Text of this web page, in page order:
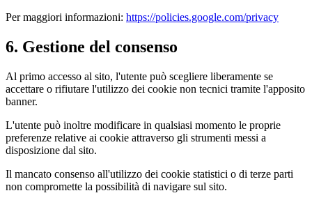
Per maggiori informazioni: https://policies.google.com/privacy
6. Gestione del consenso
Al primo accesso al sito, l'utente può scegliere liberamente se
accettare o rifiutare l'utilizzo dei cookie non tecnici tramite l'apposito
banner.
L'utente può inoltre modificare in qualsiasi momento le proprie
preferenze relative ai cookie attraverso gli strumenti messi a
disposizione dal sito.
Il mancato consenso all'utilizzo dei cookie statistici o di terze parti
non compromette la possibilità di navigare sul sito.